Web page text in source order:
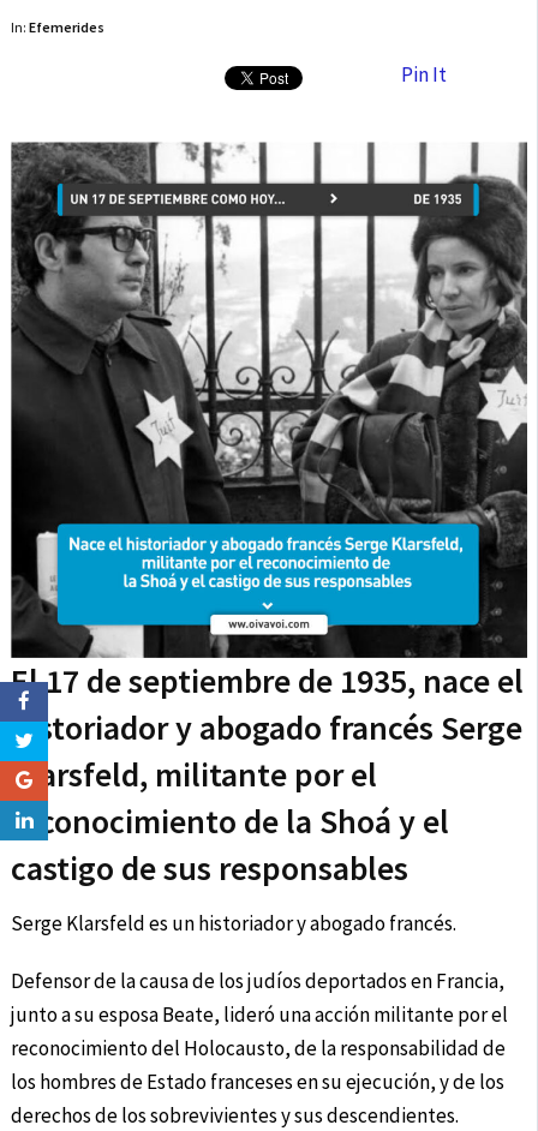
In: Efemerides
Pin It
El 17 de septiembre de 1935, nace el
historiador y abogado francés Serge
Klarsfeld, militante por el
reconocimiento de la Shoá y el
castigo de sus responsables
Serge Klarsfeld es un historiador y abogado francés.
Defensor de la causa de los judíos deportados en Francia,
junto a su esposa Beate, lideró una acción militante por el
reconocimiento del Holocausto, de la responsabilidad de
los hombres de Estado franceses en su ejecución, y de los
derechos de los sobrevivientes y sus descendientes.